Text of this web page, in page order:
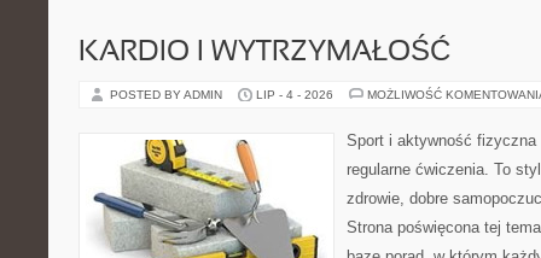
KARDIO I WYTRZYMAŁOŚĆ
POSTED BY ADMIN LIP - 4 - 2026 MOŻLIWOŚĆ
Sport i aktywność
regularne ćwiczenia. To
zdrowie, dobre
Strona poświęcona tej